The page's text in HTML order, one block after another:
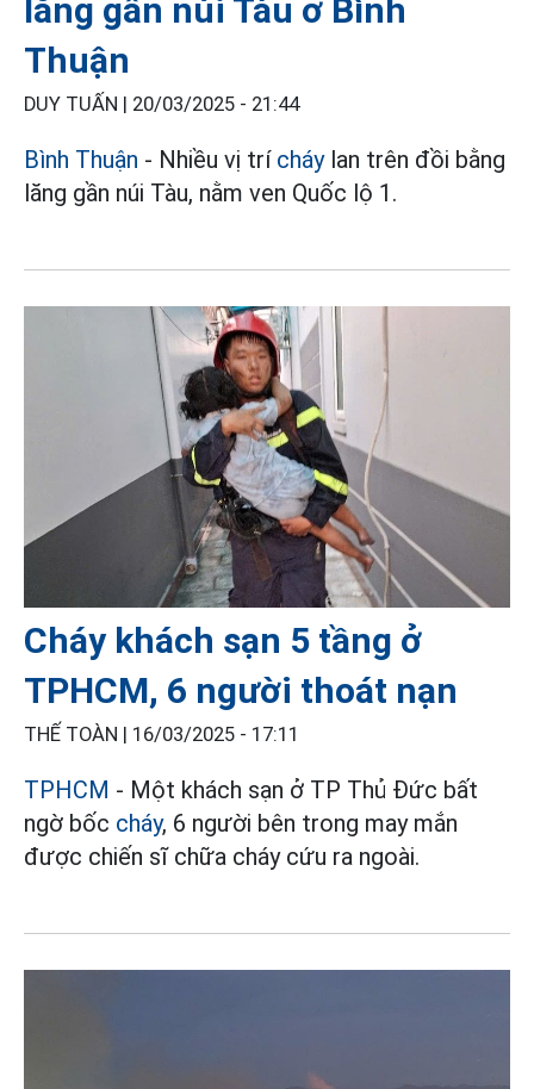
lăng gần núi Tàu ở Bình
Thuận
DUY TUẤN | 20/03/2025 - 21:44
Bình Thuận - Nhiều vị trí cháylan trên đồi bằng
lăng gần núi Tàu, nằm ven Quốc lộ 1.
Cháy khách sạn 5 tầng ở
TPHCM, 6 người thoát nạn
THẾ TOÀN | 16/03/2025 - 17:11
TPHCM - Một khách sạn ở TP Thủ Đức bất
ngờ bốc cháy, 6 người bên trong may mắn
được chiến sĩ chữa cháy cứu ra ngoài.